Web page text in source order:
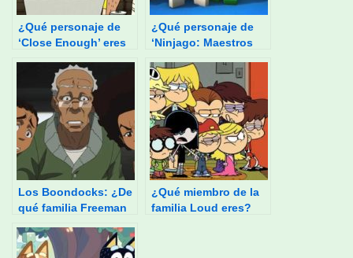
¿Qué personaje de
‘Close Enough’ eres
¿Qué personaje de
‘Ninjago: Maestros
Los Boondocks: ¿De
qué familia Freeman
¿Qué miembro de la
familia Loud eres?